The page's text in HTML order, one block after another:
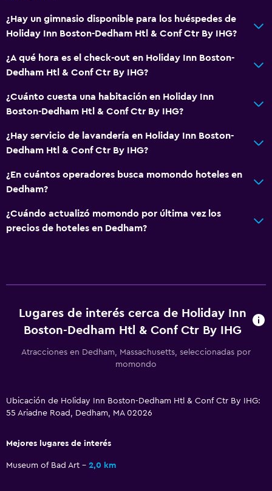
Baño privado
General
Zona de estar
Sofá
Alfombrado
Accesibilidad y adecuación
Estacionamiento accesible
Habitación hipoalergénica
Para no fumadores
Radio
Sala de estar/TV compartida
TV por cable o vía satélite
¿Hay un gimnasio disponible para los huéspedes de
Holiday Inn Boston-Dedham Htl & Conf Ctr By IHG?
¿A qué hora es el check-out en Holiday Inn Boston-
Dedham Htl & Conf Ctr By IHG?
¿Cuánto cuesta una habitación en Holiday Inn
Boston-Dedham Htl & Conf Ctr By IHG?
¿Hay servicio de lavandería en Holiday Inn Boston-
Dedham Htl & Conf Ctr By IHG?
¿En cuántos operadores busca momondo hoteles en
Dedham?
¿Cuándo actualizó momondo por última vez los
precios de hoteles en Dedham?
Lugares de interés cerca de Holiday Inn
Boston-Dedham Htl & Conf Ctr By IHG
Atracciones en Dedham, Massachusetts, seleccionadas por
momondo
Ubicación de Holiday Inn Boston-Dedham Htl & Conf Ctr By IHG:
55 Ariadne Road, Dedham, MA 02026
Mejores lugares de interés
Museum of Bad Art 2,0 km